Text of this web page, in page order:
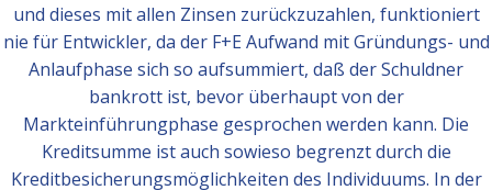
und dieses mit allen Zinsen zurückzuzahlen, funktioniert
nie für Entwickler, da der F+E Aufwand mit Gründungs- und
Anlaufphase sich so aufsummiert, daß der Schuldner
bankrott ist, bevor überhaupt von der
Markteinführungphase gesprochen werden kann. Die
Kreditsumme ist auch sowieso begrenzt durch die
Kreditbesicherungsmöglichkeiten des Individuums. In der